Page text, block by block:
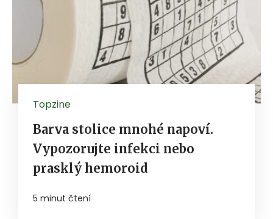
Topzine
Barva stolice mnohé napoví.
Vypozorujte infekci nebo
prasklý hemoroid
5 minut čtení